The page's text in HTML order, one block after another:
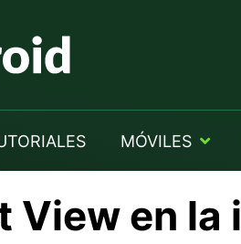
MÓVILES
View en la